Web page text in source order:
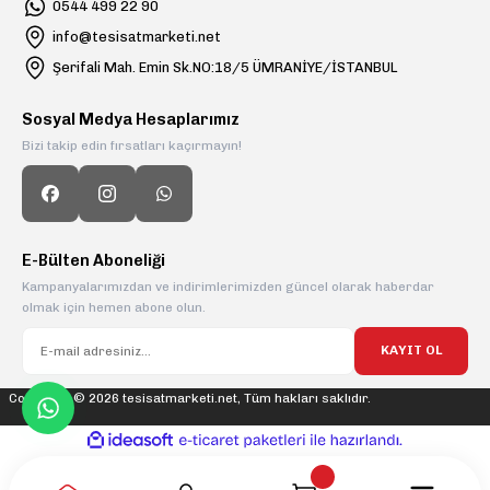
0544 499 22 90
info@tesisatmarketi.net
Şerifali Mah. Emin Sk.NO:18/5 ÜMRANİYE/İSTANBUL
Sosyal Medya Hesaplarımız
Bizi takip edin fırsatları kaçırmayın!
E-Bülten Aboneliği
Kampanyalarımızdan ve indirimlerimizden güncel olarak haberdar
olmak için hemen abone olun.
KAYIT OL
Copyright © 2026 tesisatmarketi.net, Tüm hakları saklıdır.
ideasoft
e-
paketleri